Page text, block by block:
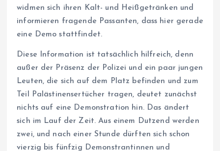
widmen sich ihren Kalt- und Heißgetränken und
informieren fragende Passanten, dass hier gerade
eine Demo stattfindet.
Diese Information ist tatsächlich hilfreich, denn
außer der Präsenz der Polizei und ein paar jungen
Leuten, die sich auf dem Platz befinden und zum
Teil Palästinensertücher tragen, deutet zunächst
nichts auf eine Demonstration hin. Das ändert
sich im Lauf der Zeit. Aus einem Dutzend werden
zwei, und nach einer Stunde dürften sich schon
vierzig bis fünfzig Demonstrantinnen und